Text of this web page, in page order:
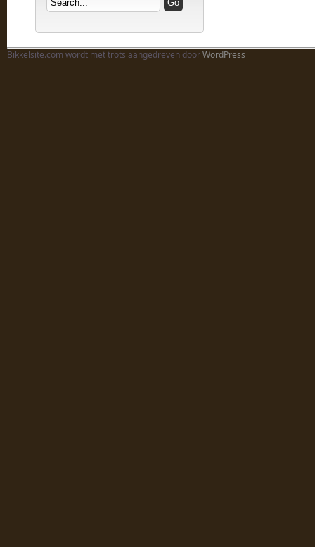
Bikkelsite.com wordt met trots aangedreven doorWordPress